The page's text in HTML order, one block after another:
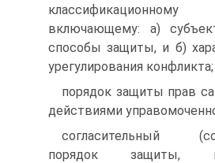
включающему: а)
способы защиты, и б)
урегулирования
порядок защиты прав
действиями
согласительный
порядок защиты,